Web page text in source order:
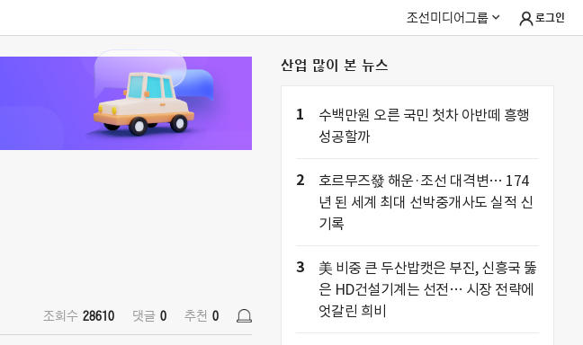
조선미디어그룹 로그인
조회수 28610 댓글 0 추천 0
산업 많이 본 뉴스